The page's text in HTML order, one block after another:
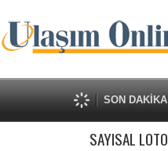
SON DAKİKA
SAYISAL